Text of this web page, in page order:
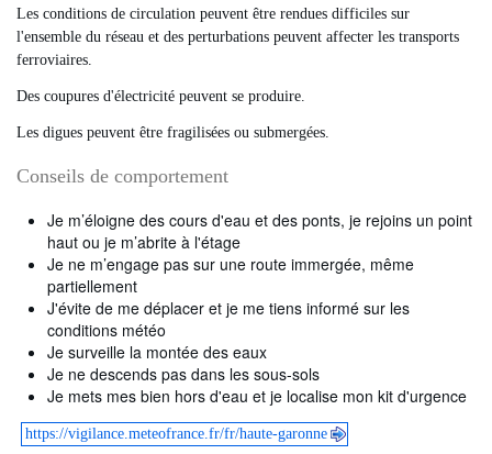
Les conditions de circulation peuvent être rendues difficiles sur
l'ensemble du réseau et des perturbations peuvent affecter les transports
ferroviaires.
Des coupures d'électricité peuvent se produire.
Les digues peuvent être fragilisées ou submergées.
Conseils de comportement
Je m’éloigne des cours d'eau et des ponts, je rejoins un point
haut ou je m’abrite à l'étage
Je ne m’engage pas sur une route immergée, même
partiellement
J'évite de me déplacer et je me tiens informé sur les
conditions météo
Je surveille la montée des eaux
Je ne descends pas dans les sous-sols
Je mets mes bien hors d'eau et je localise mon kit d'urgence
https://vigilance.meteofrance.fr/fr/haute-garonne